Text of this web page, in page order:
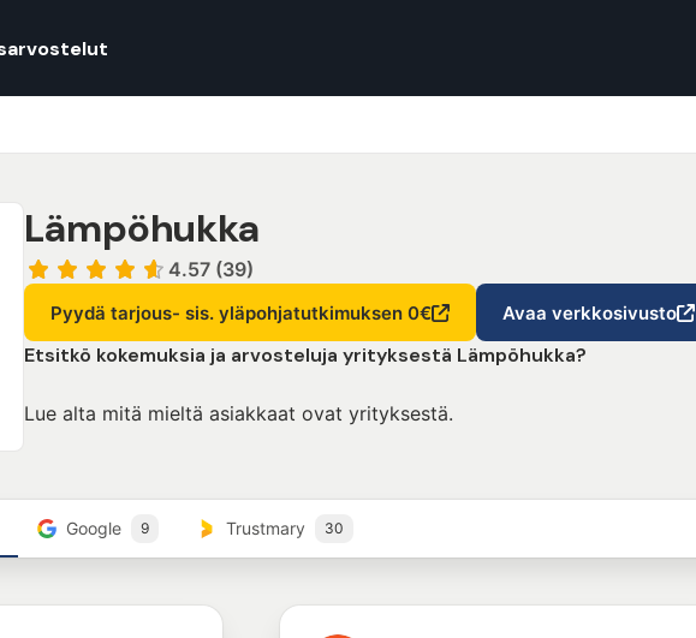
Lämpöhukka
4.57 (39)
Pyydä tarjous- sis. yläpohjatutkimuksen 0€ Avaa verkkosivusto
Etsitkö kokemuksia ja arvosteluja yrityksestä Lämpöhukka?
Lue alta mitä mieltä asiakkaat ovat yrityksestä.
Google 9 Trustmary 30